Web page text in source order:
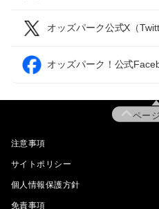
オッズパーク公式X（
オッズパーク！公式
ペー
注意事項
サイトポリシー
個人情報保護方針
免責事項